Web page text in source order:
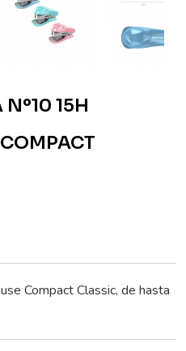
Compact Classic, de hasta